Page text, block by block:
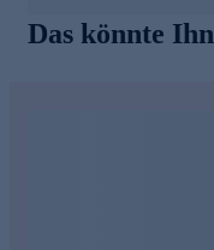
Das könnte